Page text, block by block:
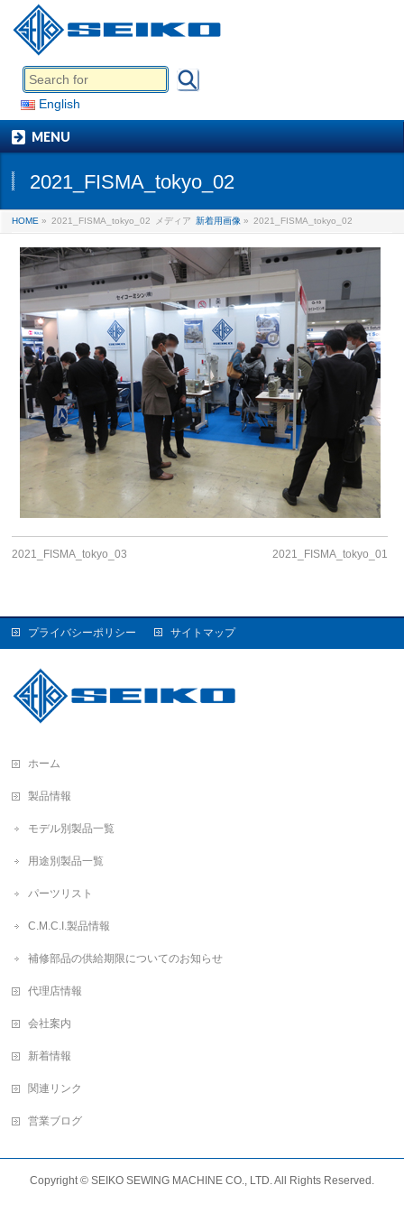
English
MENU
2021_FISMA_tokyo_02
HOME » 2021_FISMA_tokyo_02 メディア 新着用画像 » 2021_FISMA_tokyo_02
2021_FISMA_tokyo_03 2021_FISMA_tokyo_01
プライバシーポリシー サイトマップ
ホーム
製品情報
モデル別製品一覧
用途別製品一覧
パーツリスト
C.M.C.I.製品情報
補修部品の供給期限についてのお知らせ
代理店情報
会社案内
新着情報
関連リンク
営業ブログ
Copyright © SEIKO SEWING MACHINE CO., LTD.All Rights Reserved.